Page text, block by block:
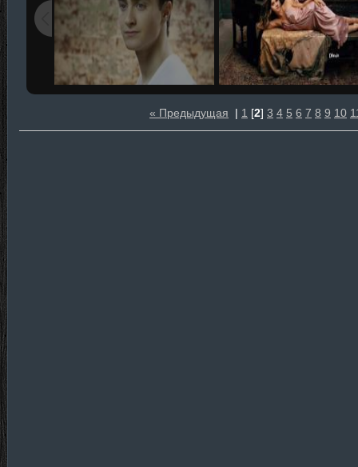
« Предыдущая | 1 [2] 3 4 5 6 7 8 9 10